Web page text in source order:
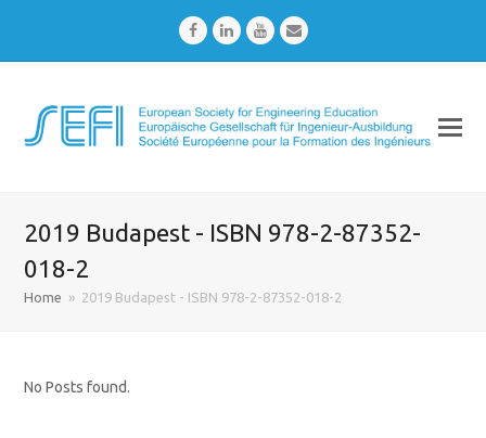
FacebookLinkedInYoutubeEmail
2019 Budapest - ISBN 978-2-87352-
018-2
Home » 2019 Budapest - ISBN 978-2-87352-018-2
No Posts found.